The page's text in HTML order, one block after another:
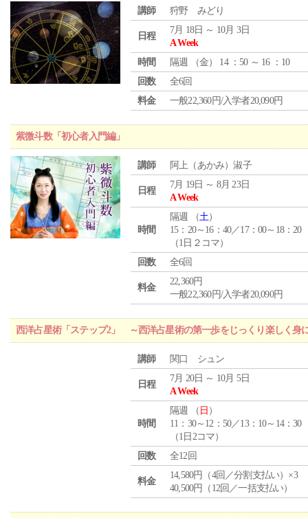
講師 狩野 みどり
日程
7月 18日 ～ 10月 3日
A Week
時間
隔週 （金） 14 ：50 ～ 16 ：10
回数
全6回
料金
一般22,360円/入学者20,090円
紫微斗数「初心者入門編」
講師 阿上（あかみ）淑子
日程
7月 19日 ～ 8月 23日
A Week
時間
隔週 （土）
15：20～16：40／17：00～18：20
（1日２コマ）
回数
全6回
料金
22,360円
一般22,360円/入学者20,090円
西洋占星術「ステップ2」 ～西洋占星術の第一歩をじっくり楽しく身
講師 関口 シュン
日程
7月 20日 ～ 10月 5日
A Week
時間
隔週 （ 日 ）
11：30～12：50／13：10～14：30
（1日2コマ）
回数
全12回
料金
14,580円（4回／分割支払い）×3
40,500円（12回／一括支払い）